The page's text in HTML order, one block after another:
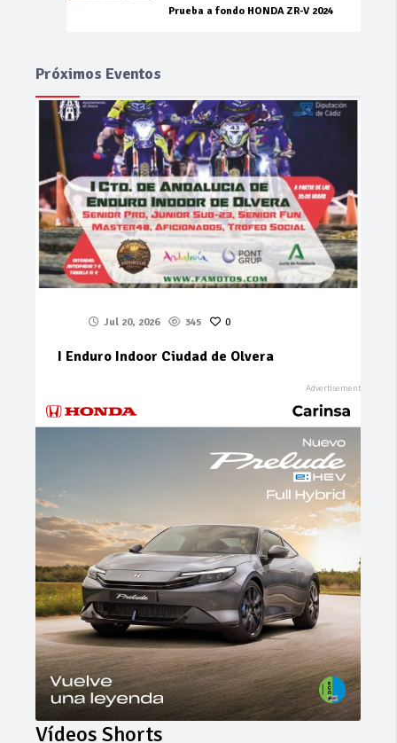
Prueba a fondo HONDA ZR-V 2024
Próximos Eventos
Jul 20, 2026 345 0
I Enduro Indoor Ciudad de Olvera
Vídeos Shorts